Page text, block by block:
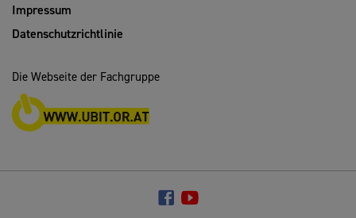
Impressum
Datenschutzrichtlinie
Die Webseite der Fachgruppe